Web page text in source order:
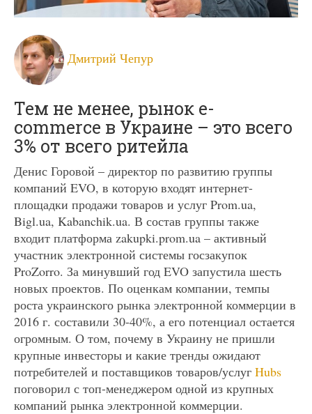
Дмитрий Чепур
Тем не менее, рынок e-
commerce в Украине – это всего
3% от всего ритейла
Денис Горовой – директор по развитию группы
компаний EVO, в которую входят интернет-
площадки продажи товаров и услуг Prom.ua,
Bigl.ua, Kabanchik.ua. В состав группы также
входит платформа zakupki.prom.ua – активный
участник электронной системы госзакупок
ProZorro. За минувший год EVO запустила шесть
новых проектов. По оценкам компании, темпы
роста украинского рынка электронной коммерции в
2016 г. составили 30-40%, а его потенциал остается
огромным. О том, почему в Украину не пришли
крупные инвесторы и какие тренды ожидают
потребителей и поставщиков товаров/услуг Hubs
поговорил с топ-менеджером одной из крупных
компаний рынка электронной коммерции.